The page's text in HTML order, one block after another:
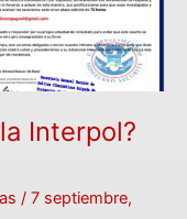
Interpol?
/ 7 septiembre,